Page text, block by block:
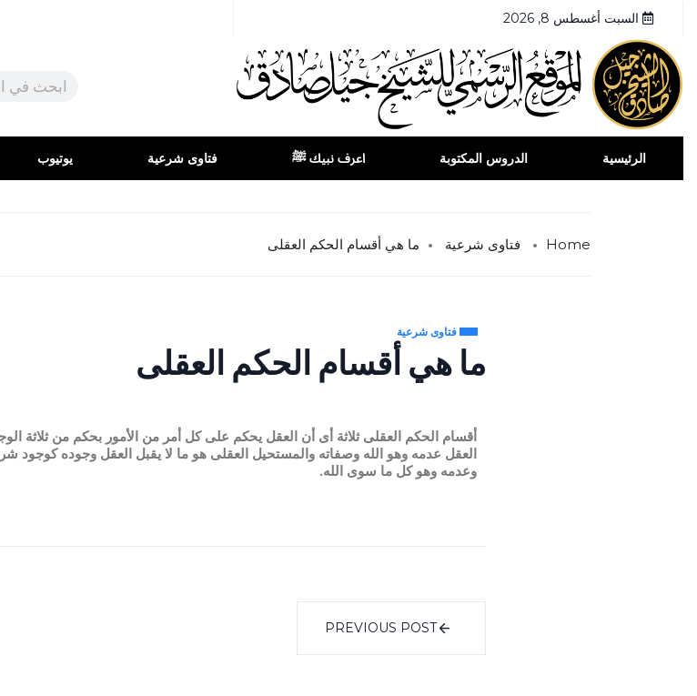
السبت أغسطس 8, 2026
الرئيسية الدروس المكتوبة اعرف نبيك ﷺ فتاوى شرعية يوتيوب
Home فتاوى شرعية ما هي أقسام الحكم العقلى
فتاوى شرعية
ما هي أقسام الحكم العقلى
أقسام الحكم العقلى ثلاثة أى أن العقل يحكم على كل أمر من الأمور بحكم من ثلاثة
العقل عدمه وهو الله وصفاته والمستحيل العقلى هو ما لا يقبل العقل وجوده كوجود
وعدمه وهو كل ما سوى الله.
PREVIOUS POST